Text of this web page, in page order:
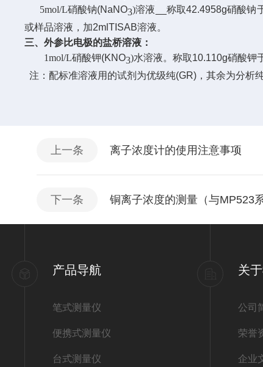
5mol/L硝酸钠(NaNO3)溶液 称取42.4958g硝酸钠
或样品溶液，加2mlTISAB溶液。
三、外参比电极的盐桥溶液：
1mol/L硝酸钾(KNO3)水溶液。称取10.110g硝酸钾
注：配标准溶液用的试剂为优级纯(GR) ，其余为分析
上一条 离子浓度计的使用注意事项
下一条 铜离子浓度的测量（与MP523
产品导航
笔式测量仪
便携式测量仪
台式测量仪
关
公司
荣誉
企业